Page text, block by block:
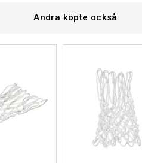
Andra köpte också